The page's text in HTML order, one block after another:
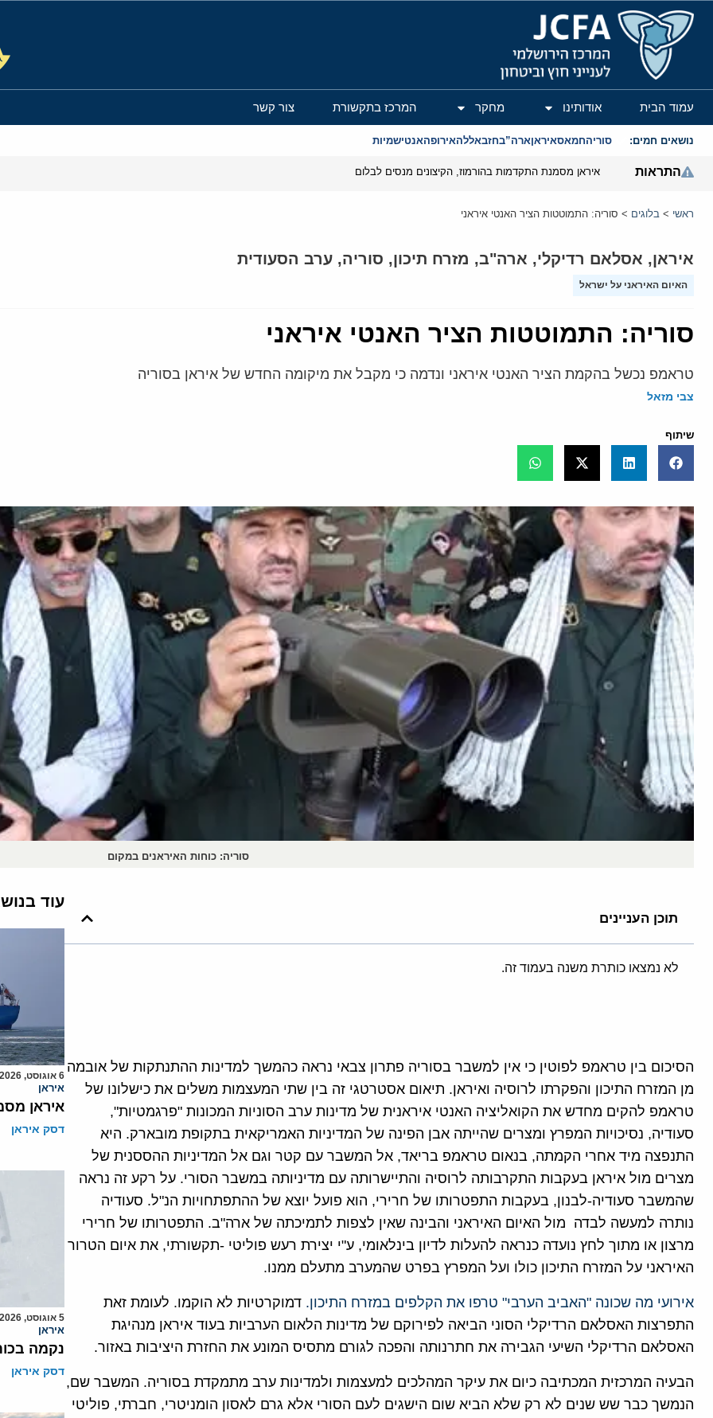
המרכז הירושלמי לענייני חוץ וביטחון
עמוד הבית אודותינו מחקר המרכז בתקשורת צור קשר
נושאים חמים: סוריהחמאסאיראןארה”בחזבאללהאירופהאנטישמיות
התראות איראן מסמנת התקדמות בהורמוז, הקיצונים מנסים לבלום
ראשי > בלוגים > סוריה: התמוטטות הציר האנטי איראני
איראן, אסלאם רדיקלי, ארה"ב, מזרח תיכון, סוריה, ערב הסעודית
האיום האיראני על ישראל
סוריה: התמוטטות הציר האנטי איראני
טראמפ נכשל בהקמת הציר האנטי איראני ונדמה כי מקבל את מיקומה החדש של איראן בסוריה
צבי מזאל
שיתוף
סוריה: כוחות האיראנים במקום
תוכן העניינים
לא נמצאו כותרת משנה בעמוד זה.
הסיכום בין טראמפ לפוטין כי אין למשבר בסוריה פתרון צבאי נראה כהמשך למדינות ההתנתקות של אובמה
מן המזרח התיכון והפקרתו לרוסיה ואיראן. תיאום אסטרטגי זה בין שתי המעצמות משלים את כישלונו של
טראמפ להקים מחדש את הקואליציה האנטי איראנית של מדינות ערב הסוניות המכונות "פרגמטיות",
סעודיה, נסיכויות המפרץ ומצרים שהייתה אבן הפינה של המדיניות האמריקאית בתקופת מובארק. היא
התנפצה מיד אחרי הקמתה, בנאום טראמפ בריאד, אל המשבר עם קטר וגם אל המדיניות ההססנית של
מצרים מול איראן בעקבות התקרבותה לרוסיה והתיישרותה עם מדיניותה במשבר הסורי. על רקע זה נראה
שהמשבר סעודיה-לבנון, בעקבות התפטרותו של חרירי, הוא פועל יוצא של ההתפתחויות הנ"ל. סעודיה
נותרה למעשה לבדה מול האיום האיראני והבינה שאין לצפות לתמיכתה של ארה"ב. התפטרותו של חרירי
מרצון או מתוך לחץ נועדה כנראה להעלות לדיון בינלאומי, ע"י יצירת רעש פוליטי -תקשורתי, את איום הטרור
האיראני על המזרח התיכון כולו ועל המפרץ בפרט שהמערב מתעלם ממנו.
אירועי מה שכונה "האביב הערבי" טרפו את הקלפים במזרח התיכון. דמוקרטיות לא הוקמו. לעומת זאת
התפרצות האסלאם הרדיקלי הסוני הביאה לפירוקם של מדינות הלאום הערביות בעוד איראן מנהיגת
האסלאם הרדיקלי השיעי הגבירה את חתרנותה והפכה לגורם מתסיס המונע את החזרת היציבות באזור.
הבעיה המרכזית המכתיבה כיום את עיקר המהלכים למעצמות ולמדינות ערב מתמקדת בסוריה. המשבר שם,
הנמשך כבר שש שנים לא רק שלא הביא שום הישגים לעם הסורי אלא גרם לאסון הומניטרי, חברתי, פוליטי
עוד
6 אוגוסט, 2026
איראן
איראן
דסק איראן
5 אוגוסט, 2026
איראן
נקמה
דסק איראן